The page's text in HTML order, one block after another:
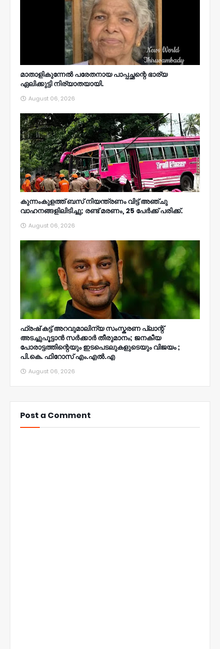
മാതാളികുന്നേൽ പരേതനായ പാപ്പച്ഛന്റെ ഭാര്യ
ഏലിക്കുട്ടി നിര്യാതയായി.
August 06, 2026
കുന്നംകുളത്ത് ബസ് നിയന്ത്രണം വിട്ട് അഞ്ചു
വാഹനങ്ങളിലിടിച്ചു; രണ്ട് മരണം, 25 പേർക്ക് പരിക്ക്.
August 06, 2026
ഫ്രഷ് കട്ട് അറവുമാലിന്യ സംസ്കരണ പ്ലാന്റ്
അടച്ചുപൂട്ടാൻ സർക്കാർ തീരുമാനം; ജനകീയ
പോരാട്ടത്തിന്റെയും ഇടപെടലുകളുടെയും വിജയം ;
പി.കെ. ഫിറോസ് എം.എൽ‍.എ
August 06, 2026
Post a Comment